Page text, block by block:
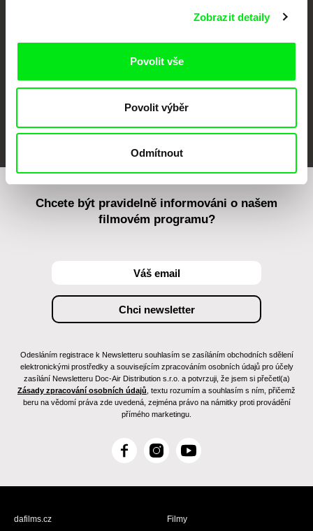
Zobrazit detaily
Povolit vše
Povolit výběr
Odmítnout
MFDF Ji.hlava
Chcete být pravidelně informováni o našem
filmovém programu?
Odesláním registrace k Newsletteru souhlasím se zasíláním obchodních sdělení
elektronickými prostředky a souvisejícím zpracováním osobních údajů pro účely
zasílání Newsletteru Doc-Air Distribution s.r.o. a potvrzuji, že jsem si přečetl(a)
Zásady zpracování osobních údajů , textu rozumím a souhlasím s ním, přičemž
beru na vědomí práva zde uvedená, zejména právo na námitky proti provádění
přímého marketingu.
F
c
I
s
Y
u
dafilms.cz
Filmy